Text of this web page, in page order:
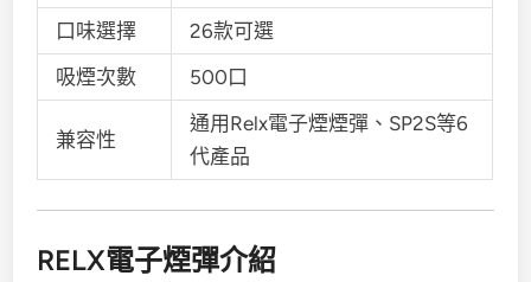
口味選擇
26款可選
吸煙次數
500口
兼容性
通用Relx電子煙煙彈、SP2S等6
代產品
RELX電子煙彈介紹